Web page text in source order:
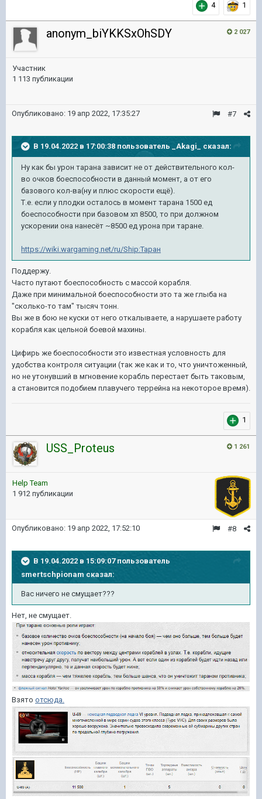
4 1
2 027
anonym_biYKKSxOhSDY
Участник
1 113 публикации
#7
Опубликовано: 19 апр 2022, 17:35:27
В 19.04.2022 в 17:00:38 пользователь _Akagi_ сказал:
Ну как бы урон тарана зависит не от действительного кол-
во очков боеспособности в данный момент, а от его
базового кол-ва(ну и плюс скорости ещё).
Т.е. если у плодки осталось в момент тарана 1500 ед
боеспособности при базовом хп 8500, то при должном
ускорении она нанесёт ~8500 ед урона при таране.
https://wiki.wargaming.net/ru/Ship:Таран
Поддержу.
Часто путают боеспособность с массой корабля.
Даже при минимальной боеспособности это та же глыба на
"сколько-то там" тысяч тонн.
Вы же в бою не куски от него откалываете, а нарушаете работу
корабля как цельной боевой махины.
Цифирь же боеспособности это известная условность для
удобства контроля ситуации (так же как и то, что уничтоженный,
но не утонувший в мгновение корабль перестает быть таковым,
а становится подобием плавучего террейна на некоторое время).
1
1 261
USS_Proteus
Help Team
1 912 публикации
#8
Опубликовано: 19 апр 2022, 17:52:10
В 19.04.2022 в 15:09:07 пользователь
smertschpionam сказал:
Вас ничего не смущает???
Нет, не смущает.
Взято отсюда.